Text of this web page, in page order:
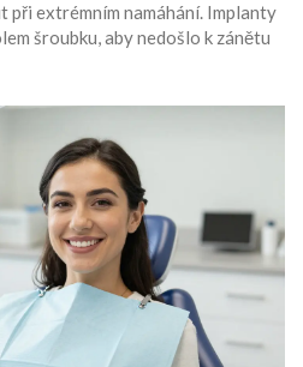
při extrémním namáhání. Implanty
šroubku, aby nedošlo k zánětu